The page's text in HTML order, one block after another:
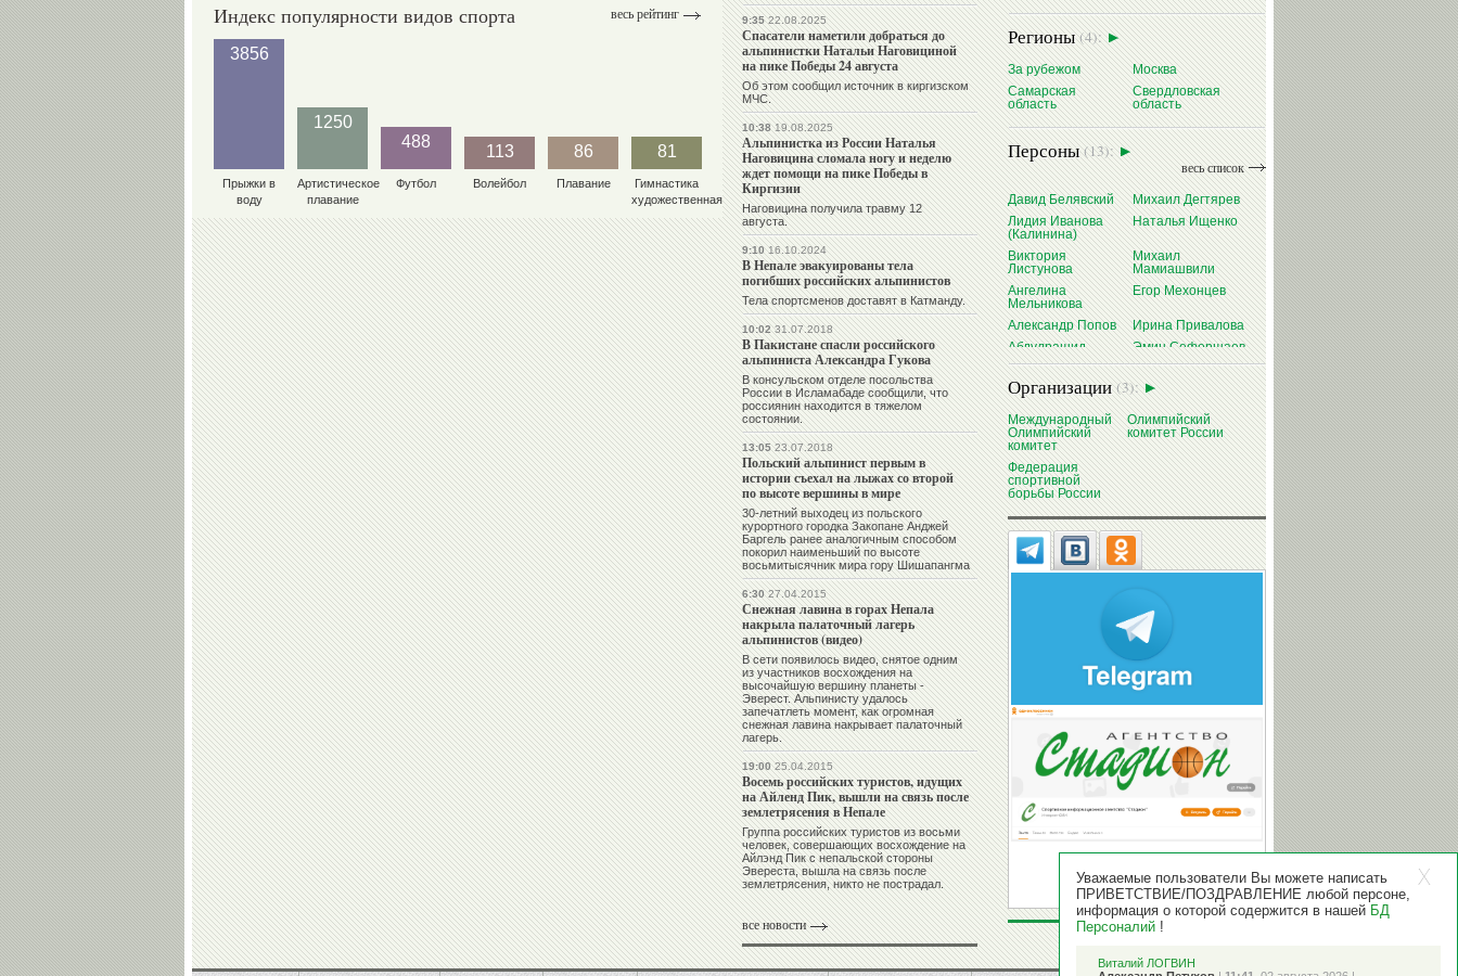
весь рейтинг
Индекс популярности видов спорта
3856
Прыжки в
воду
1250
Артистическое
плавание
488
Футбол
113
Волейбол
86
Плавание
81
Гимнастика
художественная
9:3522.08.2025
Спасатели наметили добраться до
альпинистки Натальи Наговициной
на пике Победы 24 августа
Об этом сообщил источник в киргизском
МЧС.
10:3819.08.2025
Альпинистка из России Наталья
Наговицина сломала ногу и неделю
ждет помощи на пике Победы в
Киргизии
Наговицина получила травму 12
августа.
9:1016.10.2024
В Непале эвакуированы тела
погибших российских альпинистов
Тела спортсменов доставят в Катманду.
10:0231.07.2018
В Пакистане спасли российского
альпиниста Александра Гукова
В консульском отделе посольства
России в Исламабаде сообщили, что
россиянин находится в тяжелом
состоянии.
13:0523.07.2018
Польский альпинист первым в
истории съехал на лыжах со второй
по высоте вершины в мире
30-летний выходец из польского
курортного городка Закопане Анджей
Баргель ранее аналогичным способом
покорил наименьший по высоте
восьмитысячник мира гору Шишапангма
6:3027.04.2015
Снежная лавина в горах Непала
накрыла палаточный лагерь
альпинистов (видео)
В сети появилось видео, снятое одним
из участников восхождения на
высочайшую вершину планеты -
Эверест. Альпинисту удалось
запечатлеть момент, как огромная
снежная лавина накрывает палаточный
лагерь.
19:0025.04.2015
Восемь российских туристов, идущих
на Айленд Пик, вышли на связь после
землетрясения в Непале
Группа российских туристов из восьми
человек, совершающих восхождение на
Айлэнд Пик с непальской стороны
Эвереста, вышла на связь после
землетрясения, никто не пострадал.
все новости
Регионы(4):
За рубежом
Москва
Самарская
область
Свердловская
область
Персоны(13):
весь список
Давид Белявский
Михаил Дегтярев
Лидия Иванова
(Калинина)
Наталья Ищенко
Виктория
Листунова
Михаил
Мамиашвили
Ангелина
Мельникова
Егор Мехонцев
Александр Попов
Ирина Привалова
Абдулрашид
Садулаев
Эмин Сефершаев
Виталий Щербо
Организации(3):
Международный
Олимпийский
комитет
Олимпийский
комитет России
Федерация
спортивной
борьбы России
Уважаемые пользователи Вы можете написать
ПРИВЕТСТВИЕ/ПОЗДРАВЛЕНИЕ любой персоне,
информация о которой содержится в нашей БД
Персоналий !
Виталий ЛОГВИН